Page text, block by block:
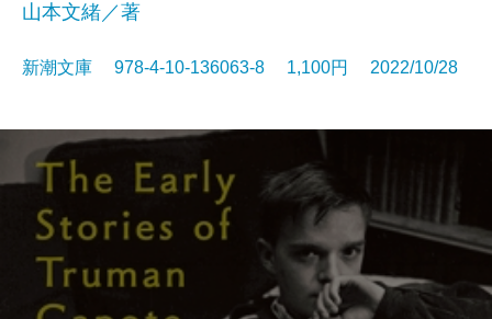
山本文緒／著
新潮文庫 978-4-10-136063-8 1,100円 2022/10/28